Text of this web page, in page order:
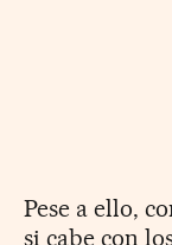
Pese a ello,
si cabe con